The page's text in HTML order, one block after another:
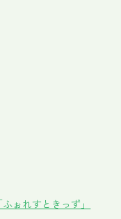
ぉれすときっず」